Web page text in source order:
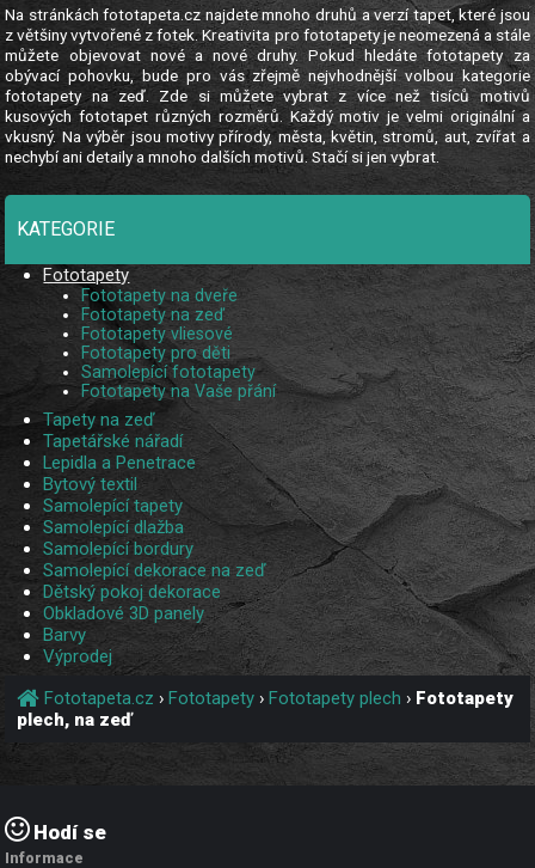
Na stránkách fototapeta.cz najdete mnoho druhů a verzí tapet, které jsou
z většiny vytvořené z fotek. Kreativita pro fototapety je neomezená a stále
můžete objevovat nové a nové druhy. Pokud hledáte fototapety za
obývací pohovku, bude pro vás zřejmě nejvhodnější volbou kategorie
fototapety na zeď. Zde si můžete vybrat z více než tisíců motivů
kusových fototapet různých rozměrů. Každý motiv je velmi originální a
vkusný. Na výběr jsou motivy přírody, města, květin, stromů, aut, zvířat a
nechybí ani detaily a mnoho dalších motivů. Stačí si jen vybrat.
KATEGORIE
Fototapety
Fototapety na dveře
Fototapety na zeď
Fototapety vliesové
Fototapety pro děti
Samolepící fototapety
Fototapety na Vaše přání
Tapety na zeď
Tapetářské nářadí
Lepidla a Penetrace
Bytový textil
Samolepící tapety
Samolepící dlažba
Samolepící bordury
Samolepící dekorace na zeď
Dětský pokoj dekorace
Obkladové 3D panely
Barvy
Výprodej
Fototapeta.cz ›Fototapety ›Fototapety plech › Fototapety
plech, na zeď
Hodí se
Informace